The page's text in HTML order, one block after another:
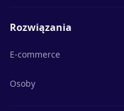
Rozwiązania
E-commerce
Osoby